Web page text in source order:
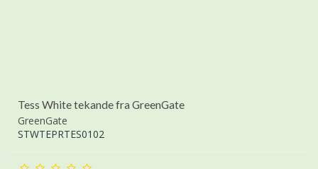
Tess White tekande fra GreenGate
GreenGate
STWTEPRTES0102